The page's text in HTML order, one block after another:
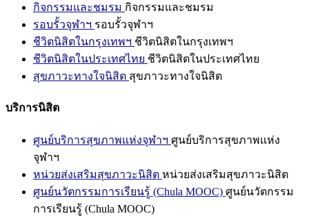
กิจกรรมและชมรม กิจกรรมและชมรม
รอบรั้วจุฬาฯ รอบรั้วจุฬาฯ
ชีวิตนิสิตในกรุงเทพฯ ชีวิตนิสิตในกรุงเทพฯ
ชีวิตนิสิตในประเทศไทย ชีวิตนิสิตในประเทศไทย
สุขภาวะทางใจนิสิต สุขภาวะทางใจนิสิต
บริการนิสิต
ศูนย์บริการสุขภาพแห่งจุฬาฯ ศูนย์บริการสุขภาพแห่ง
จุฬาฯ
หน่วยส่งเสริมสุขภาวะนิสิต หน่วยส่งเสริมสุขภาวะนิสิต
ศูนย์นวัตกรรมการเรียนรู้ (Chula MOOC) ศูนย์นวัตกรรม
การเรียนรู้ (Chula MOOC)